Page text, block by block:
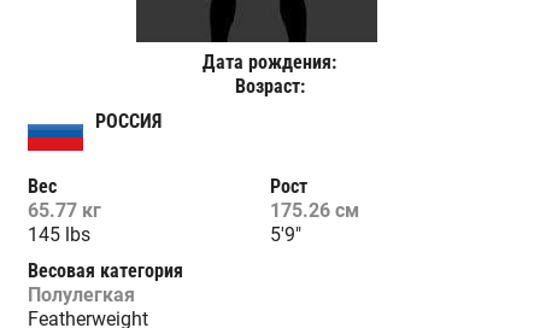
Дата рождения:
Возраст:
РОССИЯ
Вес
65.77 кг
145 lbs
Рост
175.26 см
5'9"
Весовая категория
Полулегкая
Featherweight